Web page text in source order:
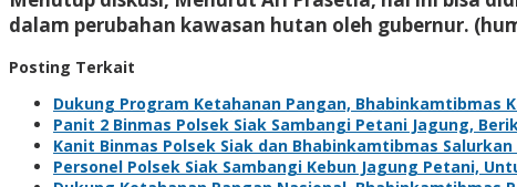
dalam perubahan kawasan hutan oleh gubernur.
Posting Terkait
Dukung Program Ketahanan Pangan, Bhabinkamtibmas
Panit 2 Binmas Polsek Siak Sambangi Petani Jagung,
Kanit Binmas Polsek Siak dan Bhabinkamtibmas
Personel Polsek Siak Sambangi Kebun Jagung Petani,